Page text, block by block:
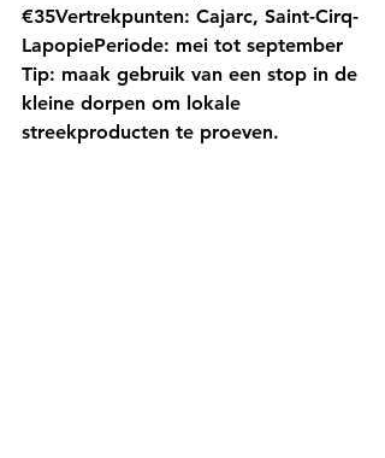
€35Vertrekpunten: Cajarc, Saint-Cirq-
LapopiePeriode: mei tot september
Tip: maak gebruik van een stop in de
kleine dorpen om lokale
streekproducten te proeven.